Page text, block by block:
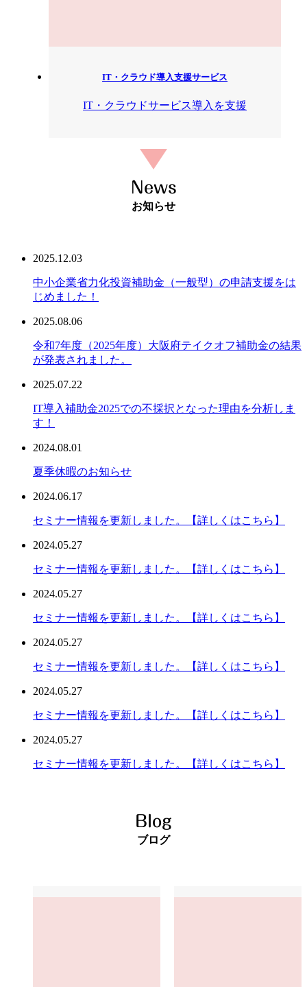
IT・クラウド導入支援サービス
IT・クラウドサービス導入を支援
News
お知らせ
2025.12.03
中小企業省力化投資補助金（一般型）の申請支援をは
じめました！
2025.08.06
令和7年度（2025年度）大阪府テイクオフ補助金の結果
が発表されました。
2025.07.22
IT導入補助金2025での不採択となった理由を分析しま
す！
2024.08.01
夏季休暇のお知らせ
2024.06.17
セミナー情報を更新しました。【詳しくはこちら】
2024.05.27
セミナー情報を更新しました。【詳しくはこちら】
2024.05.27
セミナー情報を更新しました。【詳しくはこちら】
2024.05.27
セミナー情報を更新しました。【詳しくはこちら】
2024.05.27
セミナー情報を更新しました。【詳しくはこちら】
2024.05.27
セミナー情報を更新しました。【詳しくはこちら】
Blog
ブログ